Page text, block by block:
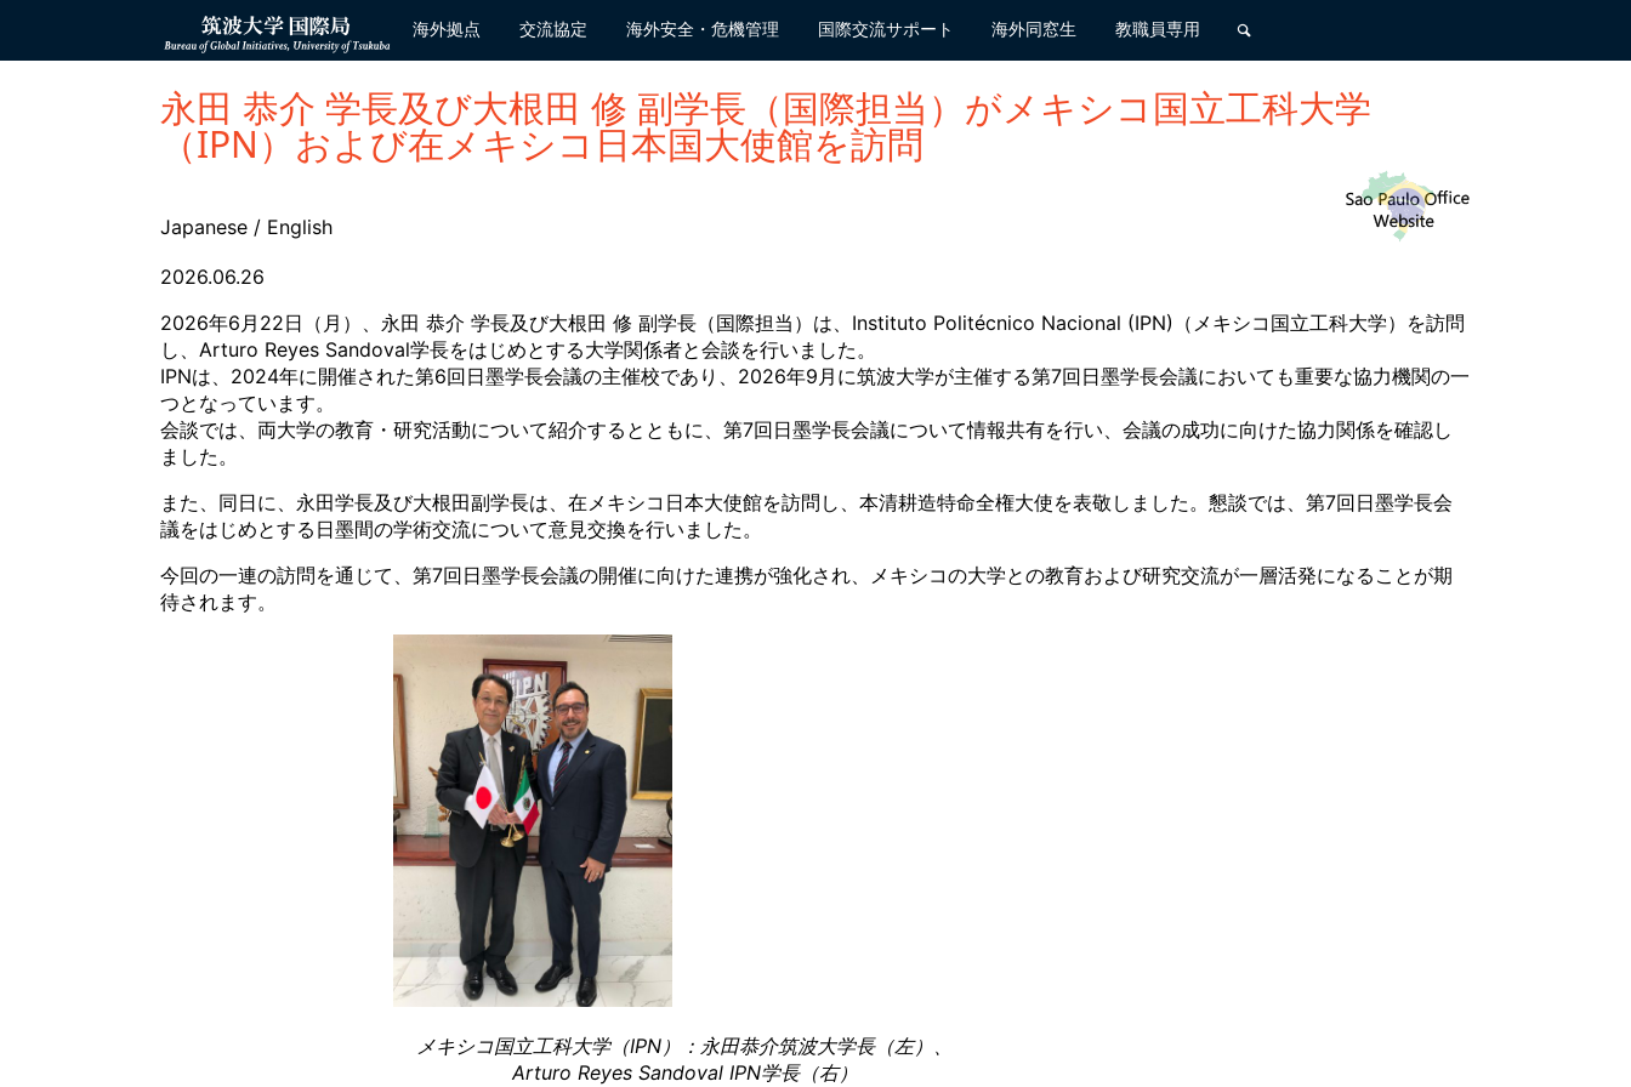
ン
Bureau of
Global
海外拠点 交流協定 海外安全・危機管理 国際交流サポート 海外同窓生 教職員専用
永田 恭介 学長及び大根田 修 副学長（国際担当）がメキシコ国立工科大学
（IPN）および在メキシコ日本国大使館を訪問
Japanese / English
2026.06.26
2026年6月22日（月）、永田 恭介 学長及び大根田 修 副学長（国際担当）は、Instituto Politécnico Nacional (IPN)（メキシコ国立工科大学）を訪問
し、Arturo Reyes Sandoval学長をはじめとする大学関係者と会談を行いました。
IPNは、2024年に開催された第6回日墨学長会議の主催校であり、2026年9月に筑波大学が主催する第7回日墨学長会議においても重要な協力機関の一
つとなっています。
会談では、両大学の教育・研究活動について紹介するとともに、第7回日墨学長会議について情報共有を行い、会議の成功に向けた協力関係を確認し
ました。
また、同日に、永田学長及び大根田副学長は、在メキシコ日本大使館を訪問し、本清耕造特命全権大使を表敬しました。懇談では、第7回日墨学長会
議をはじめとする日墨間の学術交流について意見交換を行いました。
今回の一連の訪問を通じて、第7回日墨学長会議の開催に向けた連携が強化され、メキシコの大学との教育および研究交流が一層活発になることが期
待されます。
メキシコ国立工科大学（IPN）：永田恭介筑波大学長（左）、
Arturo Reyes Sandoval IPN学長（右）